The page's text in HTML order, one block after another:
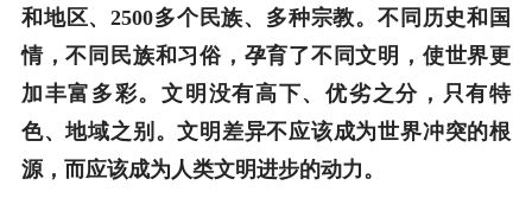
和地区、2500多个民族、多种宗教。不同历史和国
情，不同民族和习俗，孕育了不同文明，使世界更
加丰富多彩。文明没有高下、优劣之分，只有特
色、地域之别。文明差异不应该成为世界冲突的根
源，而应该成为人类文明进步的动力。